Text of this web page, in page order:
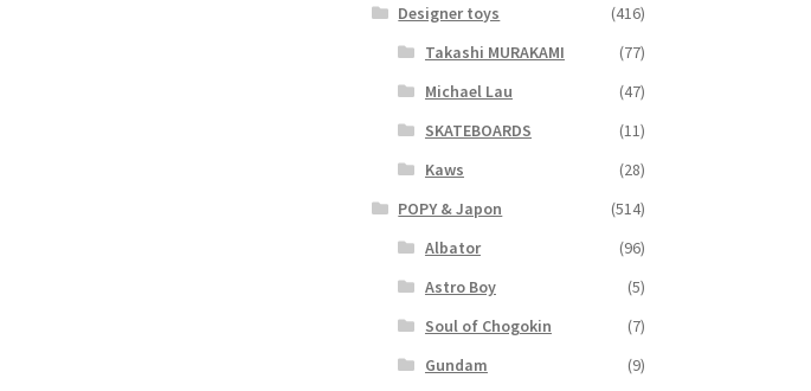
Designer toys
(416)
Takashi MURAKAMI
(77)
Michael Lau
(47)
SKATEBOARDS
(11)
Kaws
(28)
POPY & Japon
(514)
Albator
(96)
Astro Boy
(5)
Soul of Chogokin
(7)
Gundam
(9)